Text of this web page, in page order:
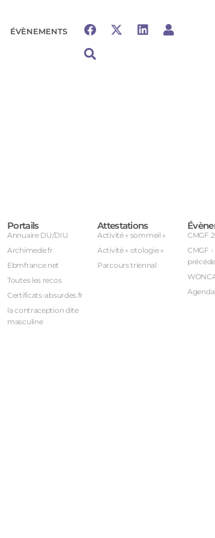
ÉVÈNEMENTS
Portails
Annuaire DU/DIU
Archimede.fr
Ebmfrance.net
Toutes les recos
Certificats-absurdes.fr
la contraception dite
masculine
Attestations
Activité « sommeil »
Activité « otologie »
Parcours triennal
CMGF
CMGF
Agenda